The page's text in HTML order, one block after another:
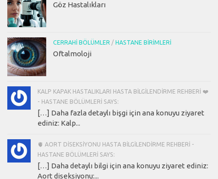
Göz Hastalıkları
CERRAHI BÖLÜMLER / HASTANE BIRIMLERI
Oftalmoloji
KALP KAPAK HASTALIKLARI HASTA BILGILENDIRME REHBERI ❤️
- HASTANE BÖLÜMLERI SAYS:
[…] Daha fazla detaylı bişgi için ana konuyu ziyaret
ediniz: Kalp...
🫀 AORT DISEKSIYONU HASTA BILGILENDIRME REHBERI -
HASTANE BÖLÜMLERI SAYS:
[…] Daha detaylı bilgi için ana konuyu ziyaret ediniz:
Aort diseksiyonu:...